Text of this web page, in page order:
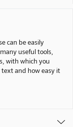
can be easily
useful tools,
with which you
and how easy it
